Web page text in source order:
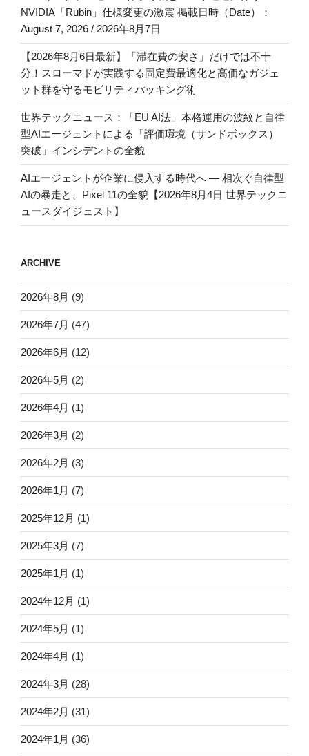
NVIDIA「Rubin」仕様変更の激震 掲載日時（Date）：
August 7, 2026 / 2026年8月7日
【2026年8月6日最新】「滞在費の安さ」だけでは不十
分！スローマドが実践する固定費最適化と高価なガジェ
ット群を守るモビリティパッキング術
世界テックニュース：「EU AI法」本格運用の波紋と自律
型AIエージェントによる「評価環境（サンドボックス）
突破」インシデントの全貌
AIエージェントが企業に侵入する時代へ — 相次ぐ自律型
AIの暴走と、Pixel 11の全貌【2026年8月4日 世界テックニ
ュースダイジェスト】
ARCHIVE
2026年8月 (9)
2026年7月 (47)
2026年6月 (12)
2026年5月 (2)
2026年4月 (1)
2026年3月 (2)
2026年2月 (3)
2026年1月 (7)
2025年12月 (1)
2025年3月 (7)
2025年1月 (1)
2024年12月 (1)
2024年5月 (1)
2024年4月 (1)
2024年3月 (28)
2024年2月 (31)
2024年1月 (36)